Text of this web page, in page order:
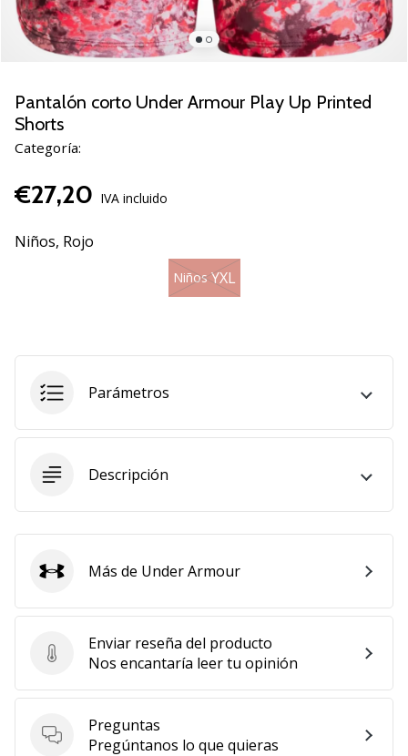
de
voleibol
Regalos
Navidad
para
jugadores
de
¡Nuestros
te
ayudarán
perfecto!
11. 8. 2022
2 min. de lectura
¡Conviértete
en
Weplayvolleyball!
consideras
jugón?
queremos
nuestro
Pantalón corto Under Armour Play Up Printed
Shorts
Categoría:
€27,20 IVA incluido
Niños, Rojo
Niños YXL
Parámetros
Descripción
Enviar reseña del producto
Enviar reseña del producto
Nos encantaría leer tu opinión
Preguntas
Preguntas
Pregúntanos lo que quieras
Under Armour
Más de Under Armour